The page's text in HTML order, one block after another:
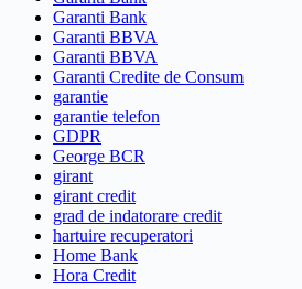
Garanti Bank
Garanti BBVA
Garanti BBVA
Garanti Credite de Consum
garantie
garantie telefon
GDPR
George BCR
girant
girant credit
grad de indatorare credit
hartuire recuperatori
Home Bank
Hora Credit